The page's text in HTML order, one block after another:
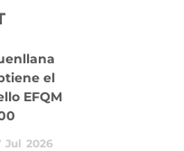
el
EFQM
Jul 2026